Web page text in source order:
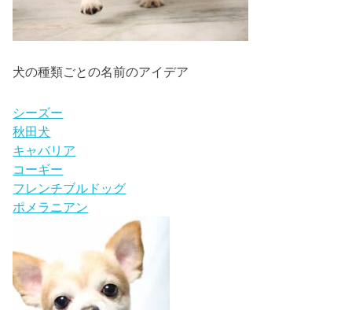
犬の種類ごとの名前のアイデア
シーズー
秋田犬
キャバリア
コーギー
フレンチブルドッグ
ポメラニアン